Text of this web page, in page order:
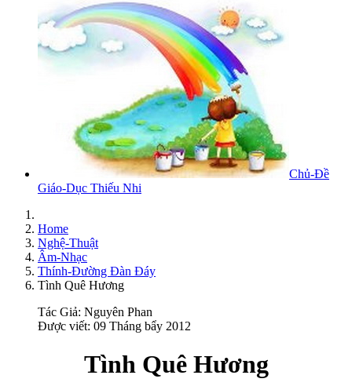
Chủ-Đề
Giáo-Dục Thiếu Nhi
Home
Nghệ-Thuật
Âm-Nhạc
Thính-Đường Đàn Đáy
Tình Quê Hương
Tác Giả: Nguyên Phan
Được viết: 09 Tháng bẩy 2012
Tình Quê Hương